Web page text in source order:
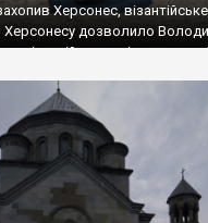
Херсонес,
Херсонесу дозволило
візантійському імператору
язичник, став Василем-
Русі. На честь Херсонесу